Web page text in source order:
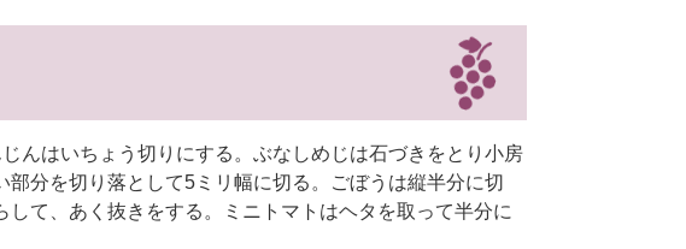
んはいちょう切りにする。ぶなしめじは石づきをとり小房
分を切り落として5ミリ幅に切る。ごぼうは縦半分に切
して、あく抜きをする。ミニトマトはヘタを取って半分に